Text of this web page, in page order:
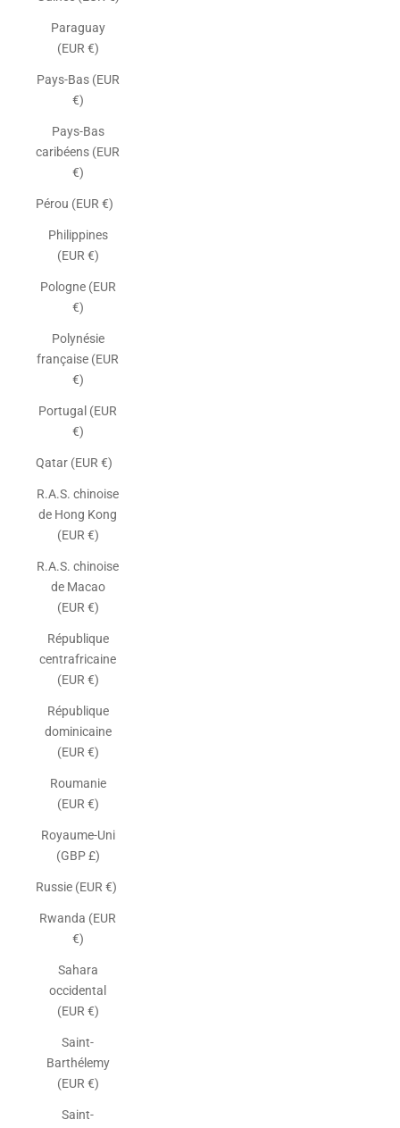
Paraguay
(EUR €)
Pays-Bas (EUR
€)
Pays-Bas
caribéens (EUR
€)
Pérou (EUR €)
Philippines
(EUR €)
Pologne (EUR
€)
Polynésie
française (EUR
€)
Portugal (EUR
€)
Qatar (EUR €)
R.A.S. chinoise
de Hong Kong
(EUR €)
R.A.S. chinoise
de Macao
(EUR €)
République
centrafricaine
(EUR €)
République
dominicaine
(EUR €)
Roumanie
(EUR €)
Royaume-Uni
(GBP £)
Russie (EUR €)
Rwanda (EUR
€)
Sahara
occidental
(EUR €)
Saint-
Barthélemy
(EUR €)
Saint-